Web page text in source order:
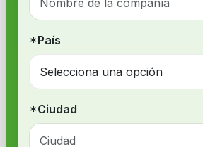
*País
*Ciudad